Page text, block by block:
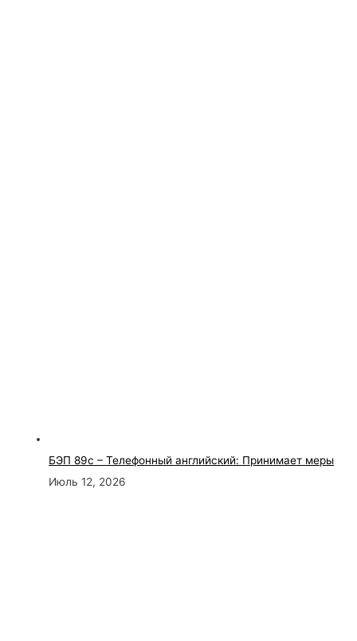
БЭП 89с – Телефонный английский: Принимает меры
Июль 12, 2026